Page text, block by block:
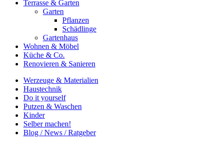
Terrasse & Garten
Garten
Pflanzen
Schädlinge
Gartenhaus
Wohnen & Möbel
Küche & Co.
Renovieren & Sanieren
Werzeuge & Materialien
Haustechnik
Do it yourself
Putzen & Waschen
Kinder
Selber machen!
Blog / News / Ratgeber